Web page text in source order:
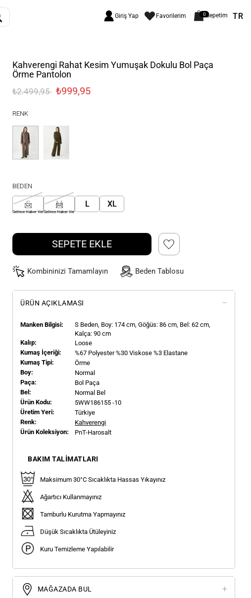
Giriş Yap Favorilerim 0Sepetim TR
Kahverengi Rahat Kesim Yumuşak Dokulu Bol Paça
Örme Pantolon
₺2.499,95 ₺999,95
RENK
BEDEN
S
Gelince Haber Ver
M
Gelince Haber Ver
L XL
SEPETE EKLE
Kombininizi Tamamlayın Beden Tablosu
ÜRÜN AÇIKLAMASI
Manken Bilgisi: S Beden, Boy: 174 cm, Göğüs: 86 cm, Bel: 62 cm,
Kalça: 90 cm
Kalıp:
Loose
Kumaş İçeriği:
%67 Polyester %30 Viskose %3 Elastane
Kumaş Tipi:
Örme
Boy:
Normal
Paça:
Bol Paça
Bel:
Normal Bel
Ürün Kodu:
5WW186155 -10
Üretim Yeri:
Türkiye
Renk:
Kahverengi
Ürün Koleksiyon:
PnT-Harosalt
BAKIM TALIMATLARI
Maksimum 30°C Sıcaklıkta Hassas Yıkayınız
Ağartıcı Kullanmayınız
Tamburlu Kurutma Yapmayınız
Düşük Sıcaklıkta Ütüleyiniz
Kuru Temizleme Yapılabilir
MAĞAZADA BUL